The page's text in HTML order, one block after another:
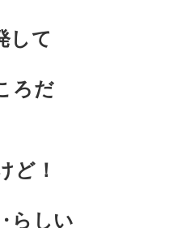
して
ろだ
ど！
らしい